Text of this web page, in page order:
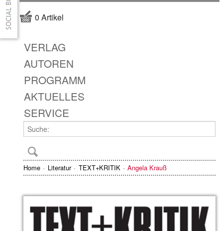
0 Artikel
VERLAG
AUTOREN
PROGRAMM
AKTUELLES
SERVICE
Home Literatur TEXT+KRITIK Angela Krauß